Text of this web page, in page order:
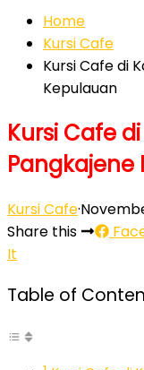
Home
Kursi Cafe
Kursi Cafe di
Kepulauan
Kursi Cafe
Pangkajene
Kursi Cafe·
Share this
It
Table of